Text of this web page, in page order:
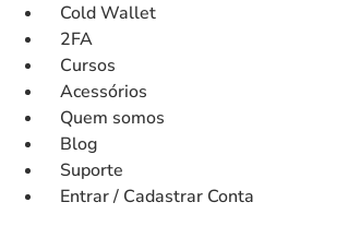
para
conteúdo
Cold Wallet
2FA
Cursos
Acessórios
Quem somos
Blog
Suporte
Entrar / Cadastrar Conta